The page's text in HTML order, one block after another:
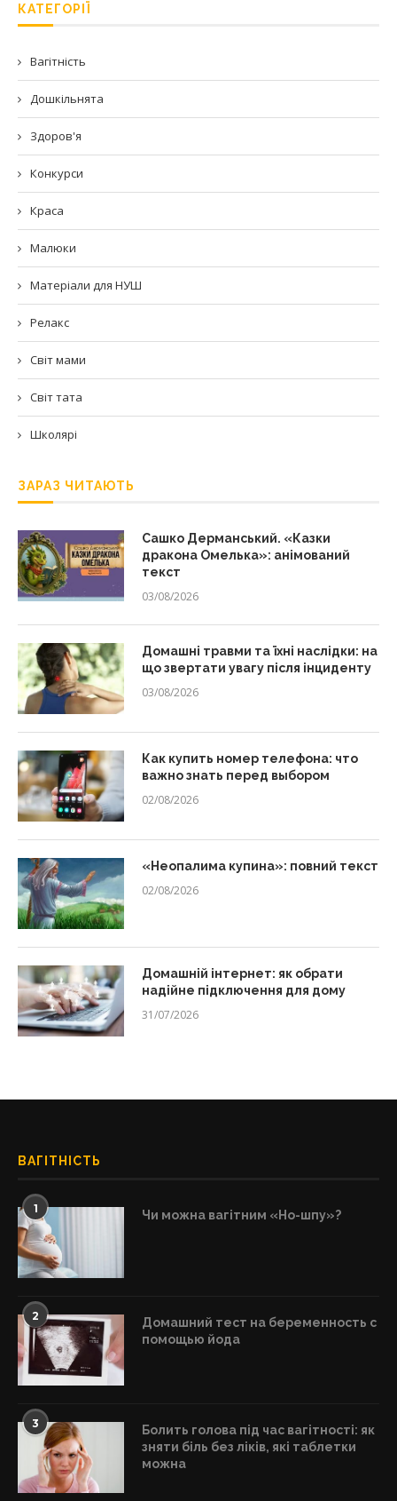
КАТЕГОРІЇ
Вагітність
Дошкільнята
Здоров'я
Конкурси
Краса
Малюки
Матеріали для НУШ
Релакс
Світ мами
Світ тата
Школярі
ЗАРАЗ ЧИТАЮТЬ
Сашко Дерманський. «Казки
дракона Омелька»: анімований
текст
03/08/2026
Домашні травми та їхні наслідки: на
що звертати увагу після інциденту
03/08/2026
Как купить номер телефона: что
важно знать перед выбором
02/08/2026
«Неопалима купина»: повний текст
02/08/2026
Домашній інтернет: як обрати
надійне підключення для дому
31/07/2026
ВАГІТНІСТЬ
1 Чи можна вагітним «Но-шпу»?
2
Домашний тест на беременность с
помощью йода
3
Болить голова під час вагітності: як
зняти біль без ліків, які таблетки
можна